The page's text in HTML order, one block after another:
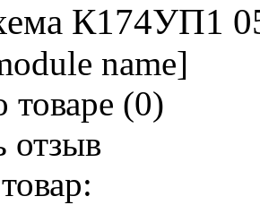
К174УП1
name]
(0)
отзыв